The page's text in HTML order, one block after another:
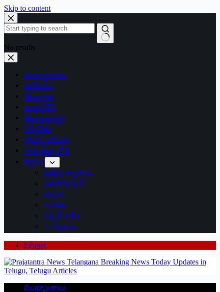
Skip to content
No results
ముఖ్యాంశాలు
జాతీయం
తెలంగాణ
ఆంధ్రప్రదేశ్
తెలంగాణార్థం
సన్నివేశం
బొమ్మా బొరుసు
సాహిత్యం-శోభ
శీర్షికలు
ప్రత్యేక వ్యాసాలు
ఎడిటోరియల్
అరుగు
సంకేతం
దక్కన్.కామ్
24 గంటలు
EPaper
ముఖ్యాంశాలు